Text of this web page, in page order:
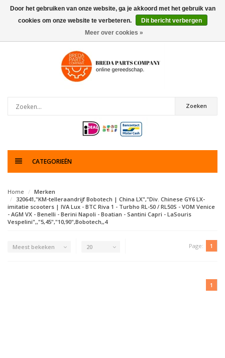
0artikelen
Zoeken
CATEGORIEËN
Home
Merken
320641,"KM-telleraandrijf Bobotech | China LX","Div. Chinese GY6 LX-
imitatie scooters | IVA Lux - BTC Riva 1 - Turbho RL-50 / RL50S - VOM Venice
- AGM VX - Benelli - Berini Napoli - Boatian - Santini Capri - LaSouris
Vespelini",,"5,45","10,90",Bobotech,,4
Meest bekeken 20 Page: 1
1
Door het gebruiken van onze website, ga je akkoord met het gebruik van
cookies om onze website te verbeteren.
Dit bericht verbergen
Meer over cookies »